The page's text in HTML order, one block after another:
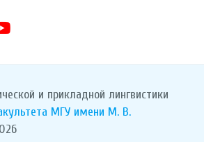
и прикладной лингвистики
МГУ имени М. В.